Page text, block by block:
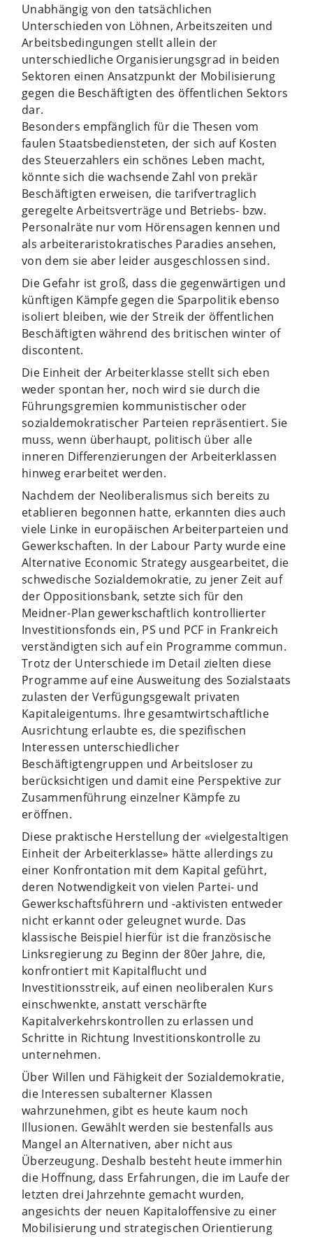
Unabhängig von den tatsächlichen
Unterschieden von Löhnen, Arbeitszeiten und
Arbeitsbedingungen stellt allein der
unterschiedliche Organisierungsgrad in beiden
Sektoren einen Ansatzpunkt der Mobilisierung
gegen die Beschäftigten des öffentlichen Sektors
dar.
Besonders empfänglich für die Thesen vom
faulen Staatsbediensteten, der sich auf Kosten
des Steuerzahlers ein schönes Leben macht,
könnte sich die wachsende Zahl von prekär
Beschäftigten erweisen, die tarifvertraglich
geregelte Arbeitsverträge und Betriebs- bzw.
Personalräte nur vom Hörensagen kennen und
als arbeiteraristokratisches Paradies ansehen,
von dem sie aber leider ausgeschlossen sind.
Die Gefahr ist groß, dass die gegenwärtigen und
künftigen Kämpfe gegen die Sparpolitik ebenso
isoliert bleiben, wie der Streik der öffentlichen
Beschäftigten während des britischen winter of
discontent.
Die Einheit der Arbeiterklasse stellt sich eben
weder spontan her, noch wird sie durch die
Führungsgremien kommunistischer oder
sozialdemokratischer Parteien repräsentiert. Sie
muss, wenn überhaupt, politisch über alle
inneren Differenzierungen der Arbeiterklassen
hinweg erarbeitet werden.
Nachdem der Neoliberalismus sich bereits zu
etablieren begonnen hatte, erkannten dies auch
viele Linke in europäischen Arbeiterparteien und
Gewerkschaften. In der Labour Party wurde eine
Alternative Economic Strategy ausgearbeitet, die
schwedische Sozialdemokratie, zu jener Zeit auf
der Oppositionsbank, setzte sich für den
Meidner-Plan gewerkschaftlich kontrollierter
Investitionsfonds ein, PS und PCF in Frankreich
verständigten sich auf ein Programme commun.
Trotz der Unterschiede im Detail zielten diese
Programme auf eine Ausweitung des Sozialstaats
zulasten der Verfügungsgewalt privaten
Kapitaleigentums. Ihre gesamtwirtschaftliche
Ausrichtung erlaubte es, die spezifischen
Interessen unterschiedlicher
Beschäftigtengruppen und Arbeitsloser zu
berücksichtigen und damit eine Perspektive zur
Zusammenführung einzelner Kämpfe zu
eröffnen.
Diese praktische Herstellung der «vielgestaltigen
Einheit der Arbeiterklasse» hätte allerdings zu
einer Konfrontation mit dem Kapital geführt,
deren Notwendigkeit von vielen Partei- und
Gewerkschaftsführern und -aktivisten entweder
nicht erkannt oder geleugnet wurde. Das
klassische Beispiel hierfür ist die französische
Linksregierung zu Beginn der 80er Jahre, die,
konfrontiert mit Kapitalflucht und
Investitionsstreik, auf einen neoliberalen Kurs
einschwenkte, anstatt verschärfte
Kapitalverkehrskontrollen zu erlassen und
Schritte in Richtung Investitionskontrolle zu
unternehmen.
Über Willen und Fähigkeit der Sozialdemokratie,
die Interessen subalterner Klassen
wahrzunehmen, gibt es heute kaum noch
Illusionen. Gewählt werden sie bestenfalls aus
Mangel an Alternativen, aber nicht aus
Überzeugung. Deshalb besteht heute immerhin
die Hoffnung, dass Erfahrungen, die im Laufe der
letzten drei Jahrzehnte gemacht wurden,
angesichts der neuen Kapitaloffensive zu einer
Mobilisierung und strategischen Orientierung